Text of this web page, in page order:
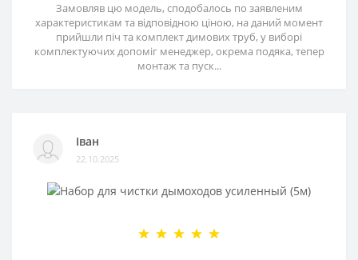
Замовляв цю модель, сподобалось по заявленим
характеристикам та відповідною ціною, на даний момент
прийшли піч та комплект димових труб, у виборі
комплектуючих допоміг менеджер, окрема подяка, тепер
монтаж та пуск...
Іван
22.10.2025